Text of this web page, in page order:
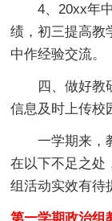
4、20xx年中
绩，初三提高教
中作经验交流。
四、做好教研
信息及时上传校
一学期来，教
在以下不足之处
组活动实效有待